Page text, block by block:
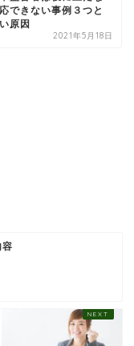
できない事例３つと
原因
2021年5月18日